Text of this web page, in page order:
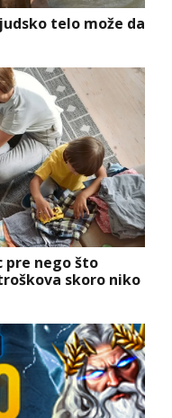
telo može da
pre nego što
skoro niko